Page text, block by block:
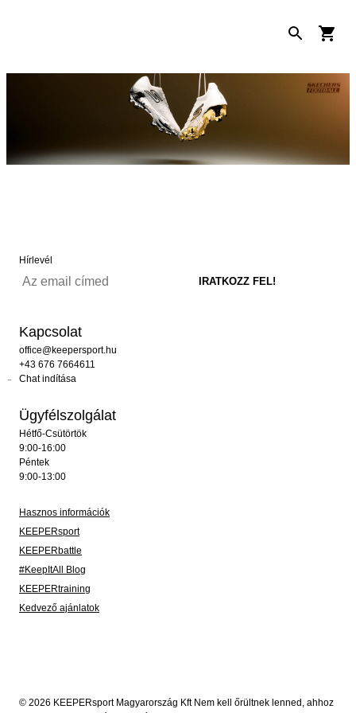
Hírlevél
Kapcsolat
office@keepersport.hu
+43 676 7664611
Chat indítása
Ügyfélszolgálat
Hétfő-Csütörtök
9:00-16:00
Péntek
9:00-13:00
Hasznos információk
KEEPERsport
KEEPERbattle
#KeepItAll Blog
KEEPERtraining
Kedvező ajánlatok
© 2026 KEEPERsport Magyarország Kft Nem kell őrültnek lenned, ahhoz